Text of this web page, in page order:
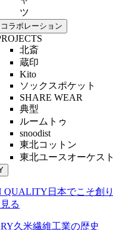
ツ
コラボレーション
北斎
蔵印
Kito
ソックスポケット
SHARE WEAR
典型
ルームトゥ
snoodist
東北コットン
東北ユースオーケス
QUALITY 日本でこそ創
る
久米繊維工業の歴史